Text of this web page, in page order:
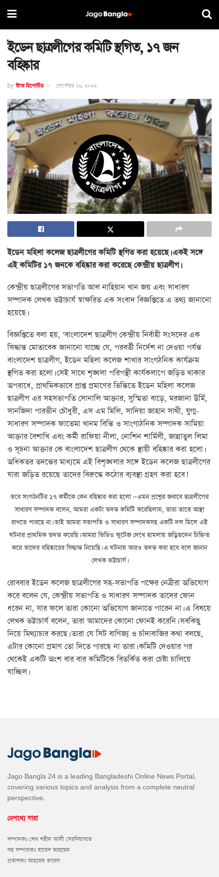
ইডেন ছাত্রলীগের কমিটি স্থগিত, ১৭ জন
বহিষ্কার
by স্টাফ রিপোর্টার সেপ্টেম্বর ২৬, ২০২২
ইডেন মহিলা কলেজ ছাত্রলীগের কমিটি স্থগিত করা হয়েছে। একই সঙ্গে
এই কমিটির ১৭ জনকে বহিষ্কার করা করেছে কেন্দ্রীয় ছাত্রলীগ।
কেন্দ্রীয় ছাত্রলীগের সভাপতি আল নাহিয়ান খান জয় এবং সাধারণ
সম্পাদক লেখক ভট্টাচার্য স্বাক্ষরিত এক সংবাদ বিজ্ঞপ্তিতে এ তথ্য জানানো
হয়েছে।
বিজ্ঞপ্তিতে বলা হয়, ‘বাংলাদেশ ছাত্রলীগ কেন্দ্রীয় নির্বাহী সংসদের এক
সিদ্ধান্ত মোতাবেক জানানো যাচ্ছে যে, পরবর্তী নির্দেশ না দেওয়া পর্যন্ত
বাংলাদেশ ছাত্রলীগ, ইডেন মহিলা কলেজ শাখার সাংগঠনিক কার্যক্রম
স্থগিত করা হলো। সেই সাথে শৃঙ্খলা পরিপন্থী কার্যকলাপে জড়িত থাকার
অপরাধে, প্রাথমিকভাবে প্রাপ্ত প্রমাণের ভিন্তিতে ইডেন মহিলা কলেজ
ছাত্রলীগ এর সহসভাপতি সোনালি আক্তার, সুস্মিতা বাড়ে, মরজানা উর্মি,
সানজিদা পারভীন চৌধুরী, এস এম মিলি, সাদিয়া জাহান সাথী, যুগ্ম-
সাধারণ সম্পাদক ফাতেমা খানম বিন্তি ও সাংগাঠনিক সম্পাদক সামিয়া
আক্তার বৈশাখি এবং কর্মী রাফিয়া নীলা, নোশিন শার্মিলী, জান্নাতুল লিমা
ও সূচনা আক্তার কে বাংলাদেশ ছাত্রলীগ থেকে স্থায়ী বহিষ্কার করা হলো।
অধিকতর তদন্তের মাধ্যমে এই বিশৃঙ্খলার সঙ্গে ইডেন কলেজ ছাত্রলীগের
যারা জড়িত রয়েছে তাদের বিরুদ্ধে কঠোর ব্যবস্থা গ্রহণ করা হবে।’
তবে সংগঠনটির ১৭ কর্মীকে কেন বহিষ্কার করা হলো —এমন প্রশ্নের জবাবে ছাত্রলীগের
সাধারণ সম্পাদক বলেন, আমরা একটা তদন্ত কমিটি করেছিলাম, তারা তাতে আস্থা
রাখতে পারছে না। তাই আমরা সভাপতি ও সাধারণ সম্পাদকসহ একটি দল মিলে এই
ঘটনার প্রাথমিক তদন্ত করেছি। আমরা ভিডিও ফুটেজ দেখে হামলায় জড়িতদেন চিহ্নিত
করে তাদের বহিষ্কারের সিদ্ধান্ত নিয়েছি। এ ঘটনায় আরও তদন্ত করা হবে বলে জানান
লেখক ভট্টাচার্য।
রোববার ইডেন কলেজ ছাত্রলীগের সহ-সভাপতি পক্ষের নেত্রীরা অভিযোগ
করে বলেন যে, কেন্দ্রীয় সভাপতি ও সাধারণ সম্পাদক তাদের ফোন
ধরেন না, যার ফলে তারা কোনো অভিযোগ জানাতে পারেন না। এ বিষয়ে
লেখক ভট্টাচার্য বলেন, তারা আমাদের কোনো ফোনই করেনি। সবকিছু
নিয়ে মিথ্যাচার করছে। তারা যে সিট বাণিজ্য ও চাঁদাবাজির কথা বলছে,
এটার কোনো প্রমাণ তো দিতে পারছে না তারা। কমিটি দেওয়ার পর
থেকেই একটি অংশ বার বার কমিটিকে বিতর্কিত করা চেষ্টা চালিয়ে
যাচ্ছিল।
Jago Bangla 24 is a leading Bangladeshi Online News Portal,
covering various topics and analysis from a complete neutral
perspective.
নেপথ্যে যারা
সম্পাদকঃ শেখ শহীদ আলী সেরনিয়াবাত
সহ সম্পাদকঃ বাতেন আহমেদ
প্রকাশকঃ আহমেদ রুবেল